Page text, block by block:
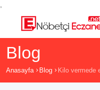
Blog
Anasayfa Blog Kilo vermede